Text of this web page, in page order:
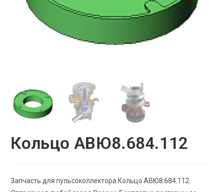
Кольцо АВЮ8.684.112
Запчасть для пульсоколлектора Кольцо АВЮ8.684.112.